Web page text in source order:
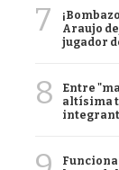
7
Araujo
jugador
8
Entre
altísima